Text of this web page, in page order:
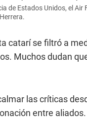
de Estados Unidos, el
catarí se filtró a
Muchos dudan
las críticas
entre